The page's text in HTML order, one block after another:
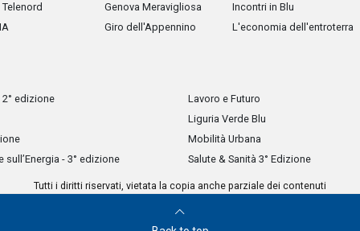
Genova Meravigliosa
Giro dell'Appennino
Incontri in Blu
L'economia dell'entroterra
edizione
sull’Energia - 3° edizione
Lavoro e Futuro
Liguria Verde Blu
Mobilità Urbana
Salute & Sanità 3° Edizione
Tutti i diritti riservati, vietata la copia anche parziale dei contenuti